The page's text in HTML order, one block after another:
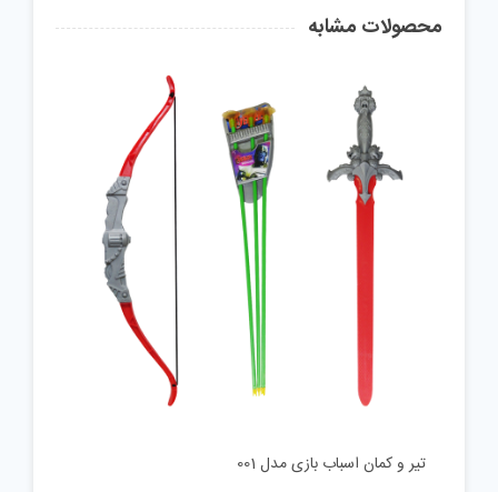
محصولات مشابه
تیر و کمان اسباب بازی مدل 001